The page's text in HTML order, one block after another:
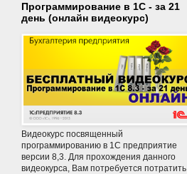
Программирование в 1С - за 21
день (онлайн видеокурс)
Видеокурс посвященный
программированию в 1С предприятие
версии 8,3. Для прохождения данного
видеокурса, Вам потребуется потратить